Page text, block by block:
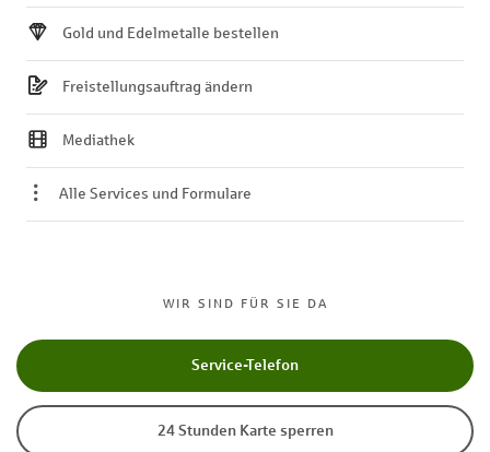
WIR SIND FÜR SIE DA
Service-Telefon
24 Stunden Karte sperren
Gold und Edelmetalle bestellen
Freistellungsauftrag ändern
Mediathek
Alle Services und Formulare